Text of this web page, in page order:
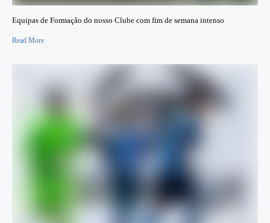
Equipas de Formação do nosso Clube com fim de semana intenso
Read More